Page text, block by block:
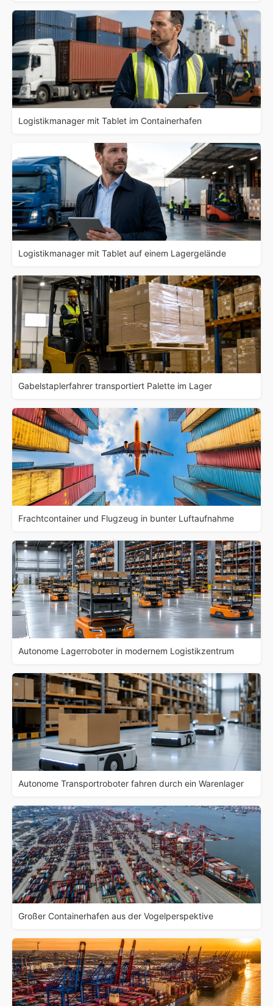
Logistikmanager mit Tablet im Containerhafen
Logistikmanager mit Tablet auf einem Lagergelände
Gabelstaplerfahrer transportiert Palette im Lager
Frachtcontainer und Flugzeug in bunter Luftaufnahme
Autonome Lagerroboter in modernem Logistikzentrum
Autonome Transportroboter fahren durch ein Warenlager
Großer Containerhafen aus der Vogelperspektive